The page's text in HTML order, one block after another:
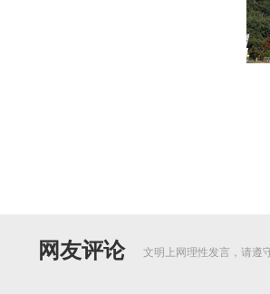
网友评论 文明上网理性发言，请遵